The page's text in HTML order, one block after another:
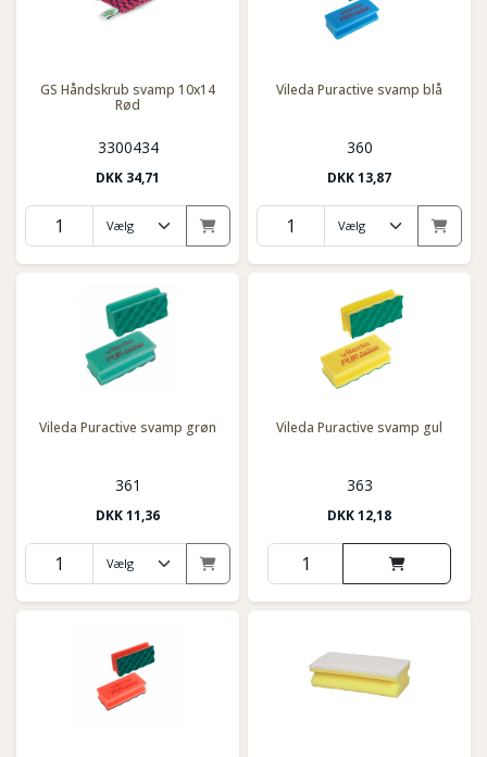
GS Håndskrub svamp 10x14
Rød
3300434
DKK 34,71
Vileda Puractive svamp blå
360
DKK13,87
Vileda Puractive svamp grøn
361
DKK11,36
Vileda Puractive svamp gul
363
DKK12,18